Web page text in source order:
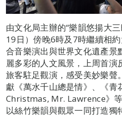
由文化局主辦的“樂韻悠揚大
19日）傍晚6時及7時繼續相
合音樂演出與世界文化遺產景
麗多彩的人文風景，上周首演
旅客駐足觀演，感受美妙樂聲
獻《萬水千山總是情》、《
Christmas, Mr. Lawrence》
以絲竹樂韻與觀眾一同打造獨